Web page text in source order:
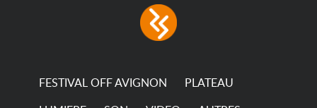
FESTIVAL OFF AVIGNON PLATEAU